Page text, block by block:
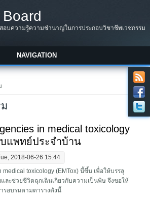
อบความรู้ความชำนาญในการประกอบวิชาชีพเวชกรรม
NAVIGATION
in medical toxicology
บแพทย์ประจำบ้าน
2018-06-26 15:44
toxicology (EMTox) นี้ขึ้น เพื่อให้บรรลุ
ละช่วยชีวิตฉุกเฉินเกี่ยวกับความเป็นพิษ จึงขอให้
รอบรมตามตารางดังนี้